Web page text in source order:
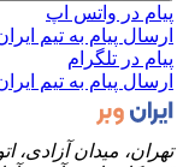
پیام در واتس اپ
ارسال پیام به تیم
پیام در تلگرام
ارسال پیام به تیم
تهران، میدان آزادی،